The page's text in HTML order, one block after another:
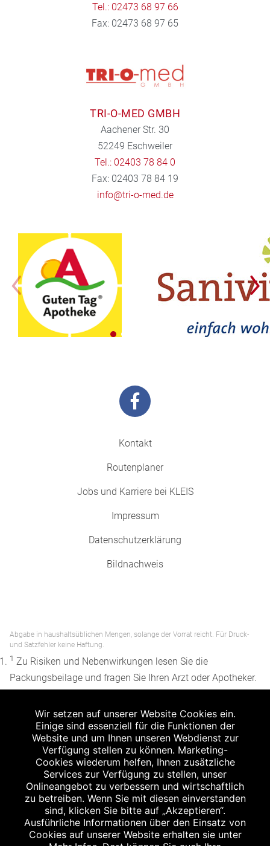
Tel.: 02473 68 97 66
Fax: 02473 68 97 65
TRI-O-MED GMBH
Aachener Str. 30
52249 Eschweiler
Tel.: 02403 78 84 0
Fax: 02403 78 84 19
info@tri-o-med.de
Kontakt
Routenplaner
Jobs und Karriere bei KLEIS
Impressum
Datenschutzerklärung
Bildnachweis
Abgabe in haushaltsüblichen Mengen, solange der Vorrat reicht. Für Druck-
und Satzfehler keine Haftung.
1 Zu Risiken und Nebenwirkungen lesen Sie die
Packungsbeilage und fragen Sie Ihren Arzt oder Apotheker.
Apothekenerstattungspreis (AEP). Der AEP ist keine
unverbindliche Preisempfehlung der Hersteller. Der AEP ist
ein von den Apotheken in Ansatz gebrachter Preis für
rezeptfreie Arzneimittel. Er entspricht in der Höhe dem für
Apotheken verbindlichen Abgabepreis, zu dem eine
Apotheke in bestimmten Fällen (z.B. bei Kindern unter 12
Jahren) das Produkt mit der gesetzlichen
Krankenversicherung abrechnet. Der AEP ist der allgemeine
Wir setzen auf unserer Website Cookies ein.
Einige sind essenziell für die Funktionen der
Website und um Ihnen unseren Webdienst zur
Verfügung stellen zu können. Marketing-
Cookies wiederum helfen, Ihnen zusätzliche
Services zur Verfügung zu stellen, unser
Onlineangebot zu verbessern und wirtschaftlich
zu betreiben. Wenn Sie mit diesen einverstanden
sind, klicken Sie bitte auf „Akzeptieren“.
Ausführliche Informationen über den Einsatz von
Cookies auf unserer Website erhalten sie unter